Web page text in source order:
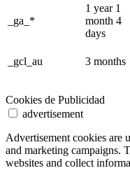
_ga_*
1 year 1
month 4
days
_gcl_au 3 months
Cookies de Publicidad
advertisement
Advertisement cookies are
and marketing campaigns.
websites and collect